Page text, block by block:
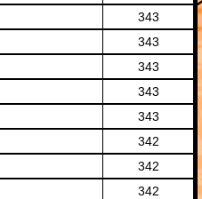
343
343
343
343
343
342
342
342